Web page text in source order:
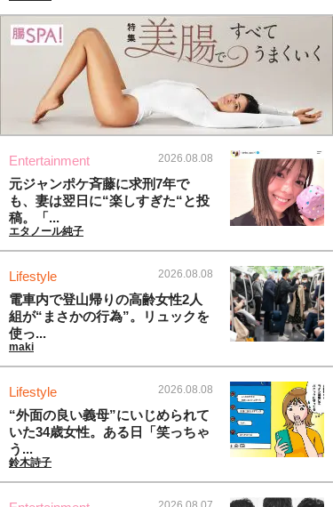
Entertainment 2026.08.08
元ジャンポケ斉藤に求刑7年で
も、妻は翌日に“楽しすぎた“と投
稿。「...
エタノール純子
Lifestyle 2026.08.08
電車内で登山帰りの高齢女性2人
組が“まさかの行為”。リュックを
使っ...
maki
Lifestyle 2026.08.08
“外面の良い義母”にいじめられて
いた34歳女性。ある日「笑っちゃ
う...
鈴木詩子